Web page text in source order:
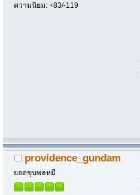
ความนิยม: +83/-119
providence_gundam
ยอดขุนพลหมี